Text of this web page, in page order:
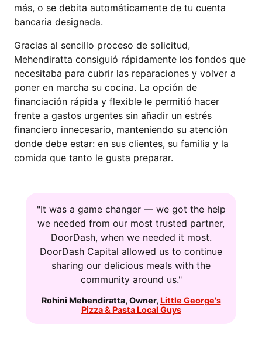
más, o se debita automáticamente de tu cuenta
bancaria designada.
Gracias al sencillo proceso de solicitud,
Mehendiratta consiguió rápidamente los fondos que
necesitaba para cubrir las reparaciones y volver a
poner en marcha su cocina. La opción de
financiación rápida y flexible le permitió hacer
frente a gastos urgentes sin añadir un estrés
financiero innecesario, manteniendo su atención
donde debe estar: en sus clientes, su familia y la
comida que tanto le gusta preparar.
"It was a game changer — we got the help
we needed from our most trusted partner,
DoorDash, when we needed it most.
DoorDash Capital allowed us to continue
sharing our delicious meals with the
community around us."
Rohini Mehendiratta, Owner, Little George's
Pizza & Pasta Local Guys